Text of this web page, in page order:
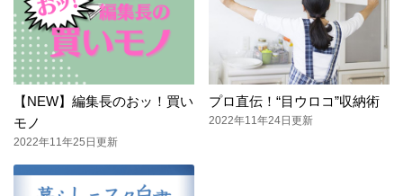
【NEW】編集長のおッ！買い
モノ
2022年11年25日更新
プロ直伝！“目ウロコ”収納術
2022年11年24日更新